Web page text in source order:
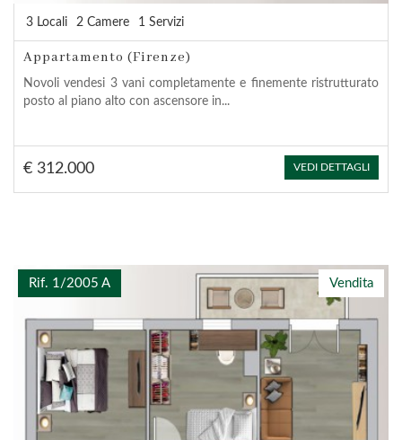
3 Locali 2 Camere 1 Servizi
Appartamento (Firenze)
Novoli vendesi 3 vani completamente e finemente ristrutturato
posto al piano alto con ascensore in...
€ 312.000 VEDI DETTAGLI
Vendita
Rif. 1/2005 A